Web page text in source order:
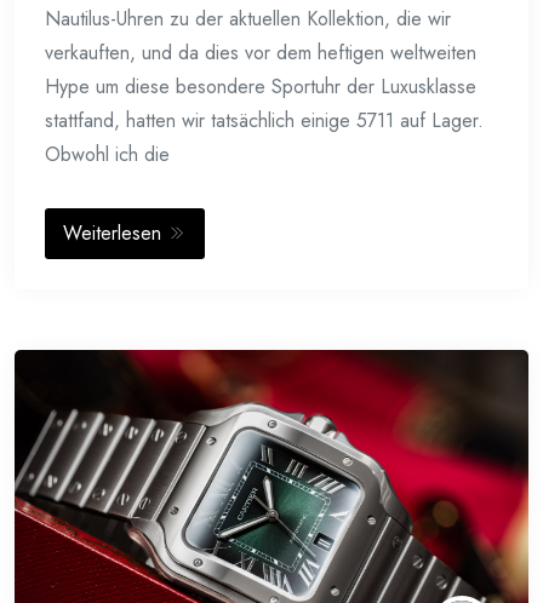
Nautilus-Uhren zu der aktuellen Kollektion, die wir
verkauften, und da dies vor dem heftigen weltweiten
Hype um diese besondere Sportuhr der Luxusklasse
stattfand, hatten wir tatsächlich einige 5711 auf Lager.
Obwohl ich die
Weiterlesen